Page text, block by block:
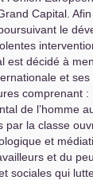
Capital.
le
est décidé à
et
comprenant :
de l’homme
par la classe
et
et du
sociales qui